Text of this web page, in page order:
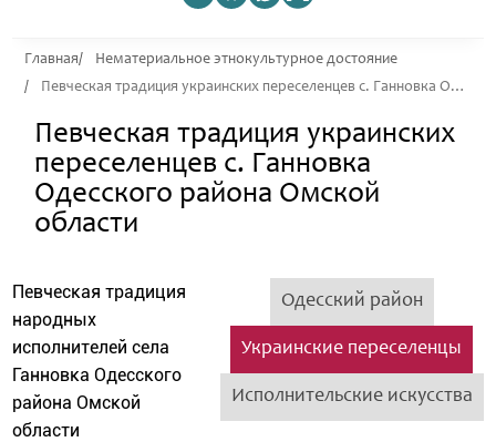
Главная
Нематериальное этнокультурное достояние
Певческая традиция украинских переселенцев с. Ганновка Одесского района Омской области
Певческая традиция украинских
переселенцев с. Ганновка
Одесского района Омской
области
Одесский район
Украинские переселенцы
Исполнительские искусства
Певческая традиция
народных
исполнителей села
Ганновка Одесского
района Омской
области